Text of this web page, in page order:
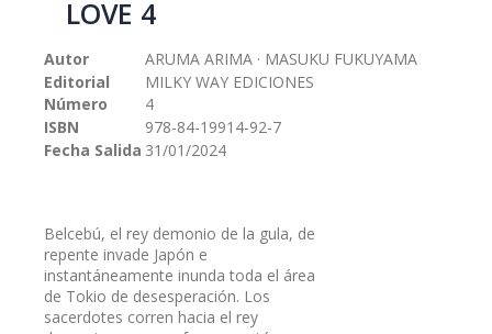
imágenes
LOVE 4
Autor
ARUMA ARIMA · MASUKU FUKUYAMA
Editorial
MILKY WAY EDICIONES
Número
4
ISBN
978-84-19914-92-7
Fecha Salida 31/01/2024
Belcebú, el rey demonio de la gula, de
repente invade Japón e
instantáneamente inunda toda el área
de Tokio de desesperación. Los
sacerdotes corren hacia el rey